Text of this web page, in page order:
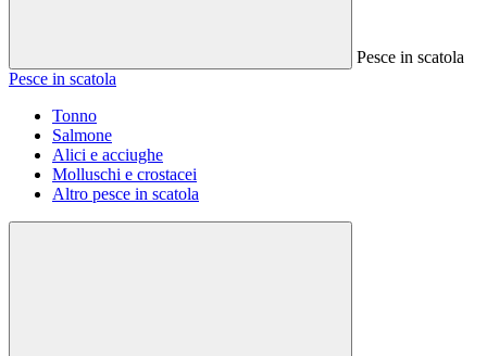
Pesce in scatola
Pesce in scatola
Tonno
Salmone
Alici e acciughe
Molluschi e crostacei
Altro pesce in scatola